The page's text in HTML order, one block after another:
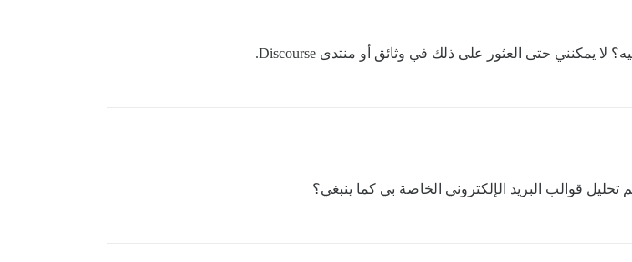
قوالب البريد الإلكتروني الخاصة بي كما ينبغي؟